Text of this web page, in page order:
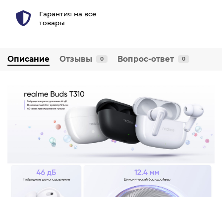
Гарантия на все
товары
Описание Отзывы 0 Вопрос-ответ 0